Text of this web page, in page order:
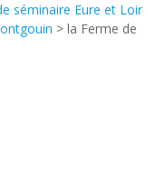
séminaire Eure et Loir
> la Ferme de